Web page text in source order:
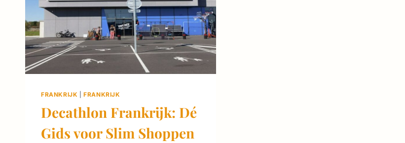
FRANKRIJK |FRANKRIJK
Decathlon Frankrijk: Dé
Gids voor Slim Shoppen